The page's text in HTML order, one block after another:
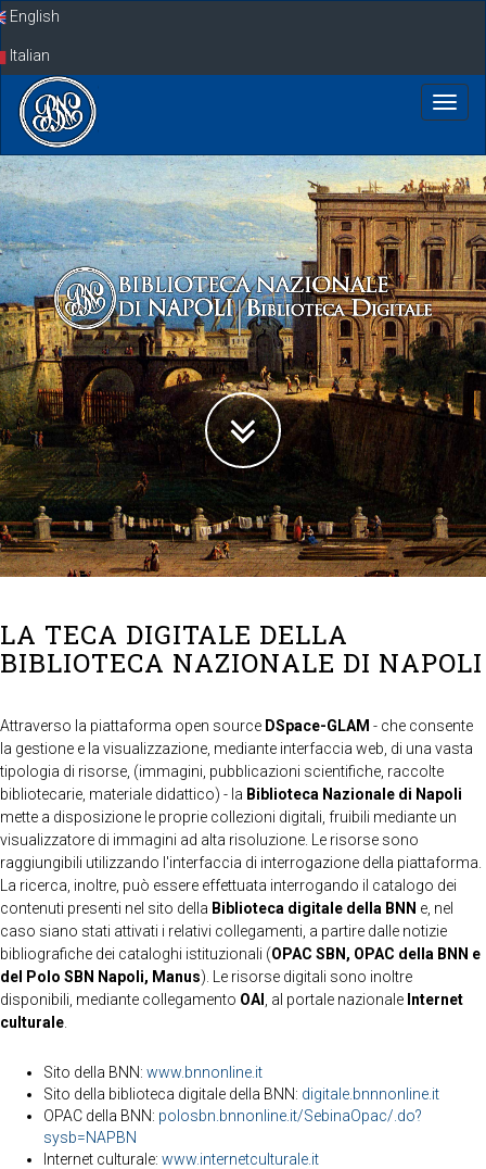
SkipEnglish
Italian
LA TECA DIGITALE DELLA
BIBLIOTECA NAZIONALE DI NAPOLI
Attraverso la piattaforma open source DSpace-GLAM - che consente
la gestione e la visualizzazione, mediante interfaccia web, di una vasta
tipologia di risorse, (immagini, pubblicazioni scientifiche, raccolte
bibliotecarie, materiale didattico) - la Biblioteca Nazionale di Napoli
mette a disposizione le proprie collezioni digitali, fruibili mediante un
visualizzatore di immagini ad alta risoluzione. Le risorse sono
raggiungibili utilizzando l'interfaccia di interrogazione della piattaforma.
La ricerca, inoltre, può essere effettuata interrogando il catalogo dei
contenuti presenti nel sito della Biblioteca digitale della BNN e, nel
caso siano stati attivati i relativi collegamenti, a partire dalle notizie
bibliografiche dei cataloghi istituzionali (OPAC SBN, OPAC della BNN e
del Polo SBN Napoli, Manus). Le risorse digitali sono inoltre
disponibili, mediante collegamento OAI , al portale nazionale Internet
culturale
Sito della BNN: www.bnnonline.it
Sito della biblioteca digitale della BNN: digitale.bnnnonline.it
OPAC della BNN: polosbn.bnnonline.it/SebinaOpac/.do?
sysb=NAPBN
Internet culturale: www.internetculturale.it